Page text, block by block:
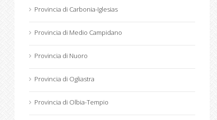
Provincia di Carbonia-Iglesias
Provincia di Medio Campidano
Provincia di Nuoro
Provincia di Ogliastra
Provincia di Olbia-Tempio